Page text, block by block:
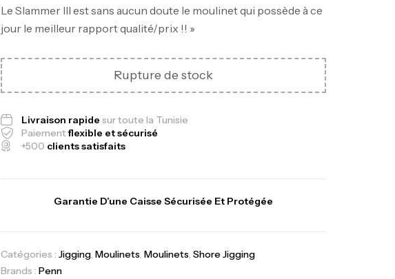
Le Slammer III est sans aucun doute le moulinet qui possède à ce
jour le meilleur rapport qualité/prix !! »
Rupture de stock
Livraison rapide sur toute la Tunisie
Paiementflexible et sécurisé
+500 clients satisfaits
Garantie D’une Caisse Sécurisée Et Protégée
Catégories : Jigging, Moulinets, Moulinets, Shore Jigging
Brands : Penn
د.ت 379,000
Foureau Kalli Kunnan Funda 1.70m
Expanded
د.ت420,000
د.ت378,000
Volant 3 Branches Inox T26S/35